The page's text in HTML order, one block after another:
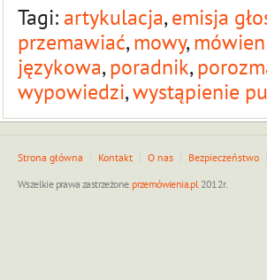
Tagi: artykulacja,emisja
przemawiać,mowy,
językowa,poradnik,
wypowiedzi,wystąpienie
Strona główna Kontakt O nas Bezpieczeństwo
Wszelkie prawa zastrzeżone. przemówienia.pl2012r.